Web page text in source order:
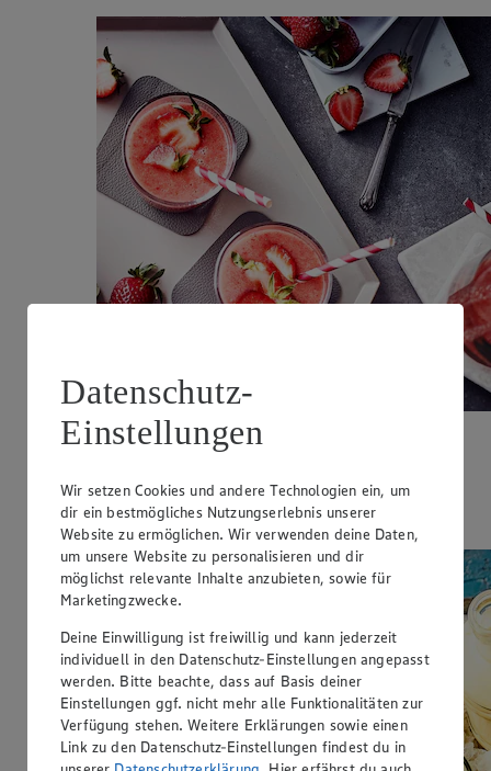
Erdbeer-Shake
Zubereitungsdauer
15 min.
Datenschutz-
Einstellungen
Wir setzen Cookies und andere Technologien ein, um
dir ein bestmögliches Nutzungserlebnis unserer
Website zu ermöglichen. Wir verwenden deine Daten,
um unsere Website zu personalisieren und dir
möglichst relevante Inhalte anzubieten, sowie für
Marketingzwecke.
Deine Einwilligung ist freiwillig und kann jederzeit
individuell in den Datenschutz-Einstellungen angepasst
werden. Bitte beachte, dass auf Basis deiner
Einstellungen ggf. nicht mehr alle Funktionalitäten zur
Verfügung stehen. Weitere Erklärungen sowie einen
Link zu den Datenschutz-Einstellungen findest du in